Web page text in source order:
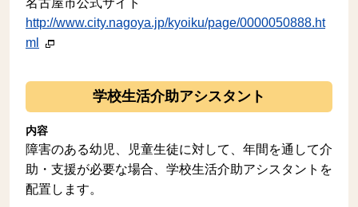
名古屋市公式サイト
http://www.city.nagoya.jp/kyoiku/page/0000050888.ht
ml
学校生活介助アシスタント
内容
障害のある幼児、児童生徒に対して、年間を通して介
助・支援が必要な場合、学校生活介助アシスタントを
配置します。